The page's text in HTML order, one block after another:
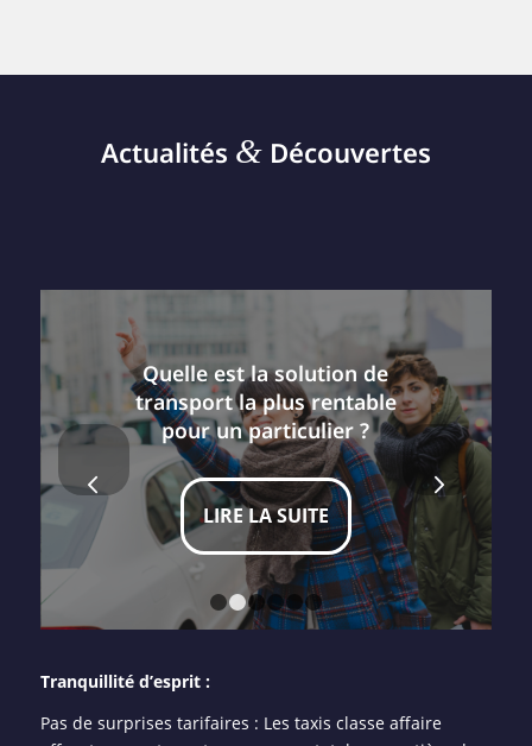
Actualités &Découvertes
Quelle est la solution de
transport la plus rentable
pour un particulier ?
LIRE LA SUITE
Suivant
1 2 3 4 5 6
Tranquillité d’esprit :
Pas de surprises tarifaires : Les taxis classe affaire